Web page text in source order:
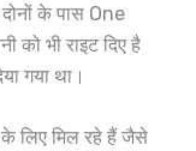
के पास One
को भी राइट दिए है
गया था।
लिए मिल रहे हैं जैसे